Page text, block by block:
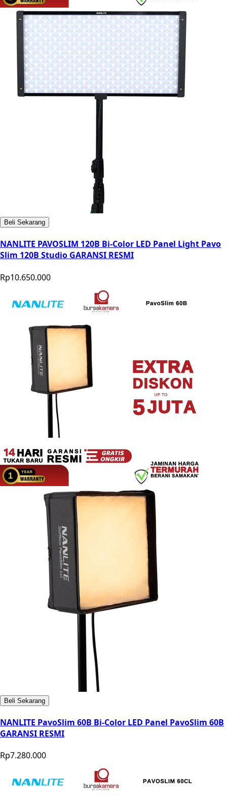
Beli Sekarang
NANLITE PAVOSLIM 120B Bi-Color LED Panel Light Pavo
Slim 120B Studio GARANSI RESMI
Rp10.650.000
Beli Sekarang
NANLITE PavoSlim 60B Bi-Color LED Panel PavoSlim 60B
GARANSI RESMI
Rp7.280.000